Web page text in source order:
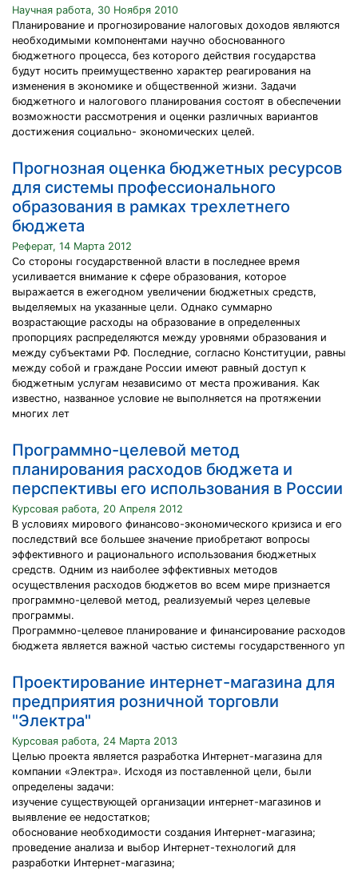
Научная работа, 30 Ноября 2010
Планирование и прогнозирование налоговых доходов являются
необходимыми компонентами научно обоснованного
бюджетного процесса, без которого действия государства
будут носить преимущественно характер реагирования на
изменения в экономике и общественной жизни. Задачи
бюджетного и налогового планирования состоят в обеспечении
возможности рассмотрения и оценки различных вариантов
достижения социально- экономических целей.
Прогнозная оценка бюджетных ресурсов
для системы профессионального
образования в рамках трехлетнего
бюджета
Реферат, 14 Марта 2012
Со стороны государственной власти в последнее время
усиливается внимание к сфере образования, которое
выражается в ежегодном увеличении бюджетных средств,
выделяемых на указанные цели. Однако суммарно
возрастающие расходы на образование в определенных
пропорциях распределяются между уровнями образования и
между субъектами РФ. Последние, согласно Конституции, равны
между собой и граждане России имеют равный доступ к
бюджетным услугам независимо от места проживания. Как
известно, названное условие не выполняется на протяжении
многих лет
Программно-целевой метод
планирования расходов бюджета и
перспективы его использования в России
Курсовая работа, 20 Апреля 2012
В условиях мирового финансово-экономического кризиса и его
последствий все большее значение приобретают вопросы
эффективного и рационального использования бюджетных
средств. Одним из наиболее эффективных методов
осуществления расходов бюджетов во всем мире признается
программно-целевой метод, реализуемый через целевые
программы.
Программно-целевое планирование и финансирование расходов
бюджета является важной частью системы государственного уп
Проектирование интернет-магазина для
предприятия розничной торговли
"Электра"
Курсовая работа, 24 Марта 2013
Целью проекта является разработка Интернет-магазина для
компании «Электра». Исходя из поставленной цели, были
определены задачи:
изучение существующей организации интернет-магазинов и
выявление ее недостатков;
обоснование необходимости создания Интернет-магазина;
проведение анализа и выбор Интернет-технологий для
разработки Интернет-магазина;